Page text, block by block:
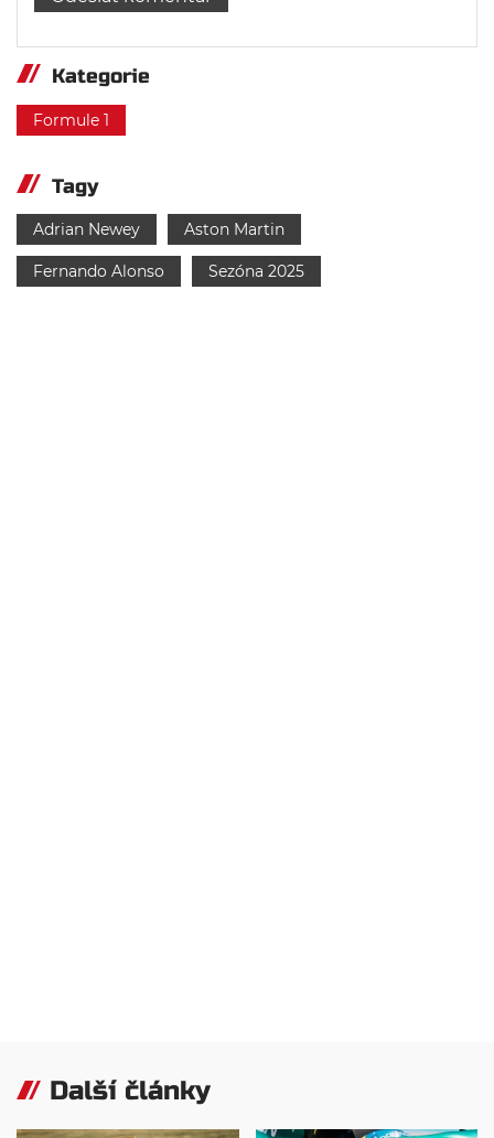
Kategorie
Formule 1
Tagy
Adrian Newey Aston Martin
Fernando Alonso Sezóna 2025
Další články